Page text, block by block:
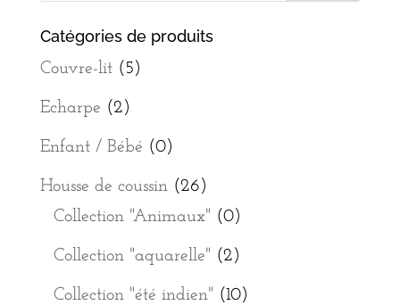
Catégories de produits
Couvre-lit (5)
Echarpe (2)
Enfant / Bébé (0)
Housse de coussin (26)
Collection "Animaux" (0)
Collection "aquarelle" (2)
Collection "été indien" (10)